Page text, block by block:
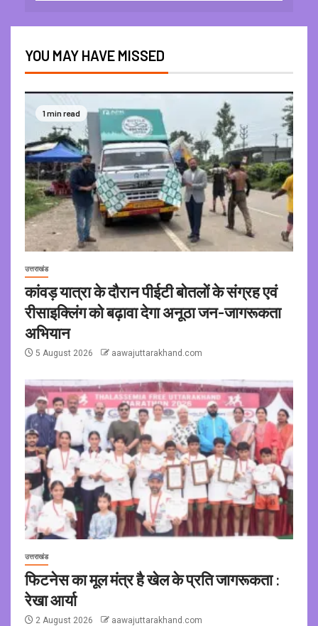
YOU MAY HAVE MISSED
1 min read
उत्तराखंड
कांवड़ यात्रा के दौरान पीईटी बोतलों के संग्रह एवं
रीसाइक्लिंग को बढ़ावा देगा अनूठा जन-जागरूकता
अभियान
5 August 2026 aawajuttarakhand.com
उत्तराखंड
फिटनेस का मूल मंत्र है खेल के प्रति जागरूकता :
रेखा आर्या
2 August 2026 aawajuttarakhand.com